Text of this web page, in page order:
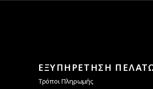
ΕΞΥΠΗΡΕΤΗΣΗ
Τρόποι Πληρωμής